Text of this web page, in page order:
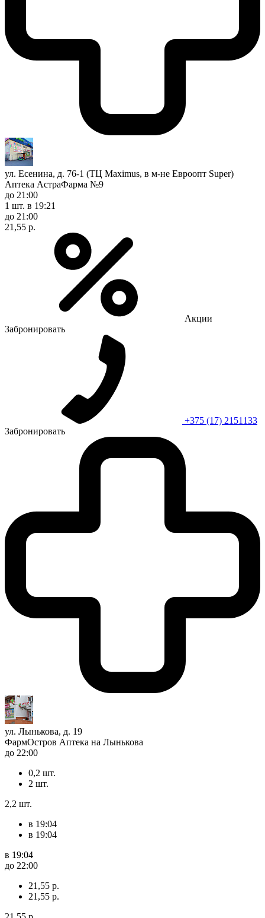
ул. Есенина, д. 76-1 (ТЦ Maximus, в м-не Евроопт Super)
Аптека АстраФарма №9
до 21:00
1 шт. в 19:21
до 21:00
21,55 р.
Акции
Забронировать
+375 (17) 2151133
Забронировать
ул. Лынькова, д. 19
ФармОстров Аптека на Лынькова
до 22:00
0,2 шт.
2 шт.
2,2 шт.
в 19:04
в 19:04
в 19:04
до 22:00
21,55 р.
21,55 р.